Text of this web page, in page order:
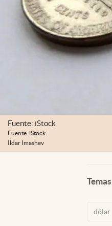
Fuente: iStock
Fuente: iStock
Ildar Imashev
dólar